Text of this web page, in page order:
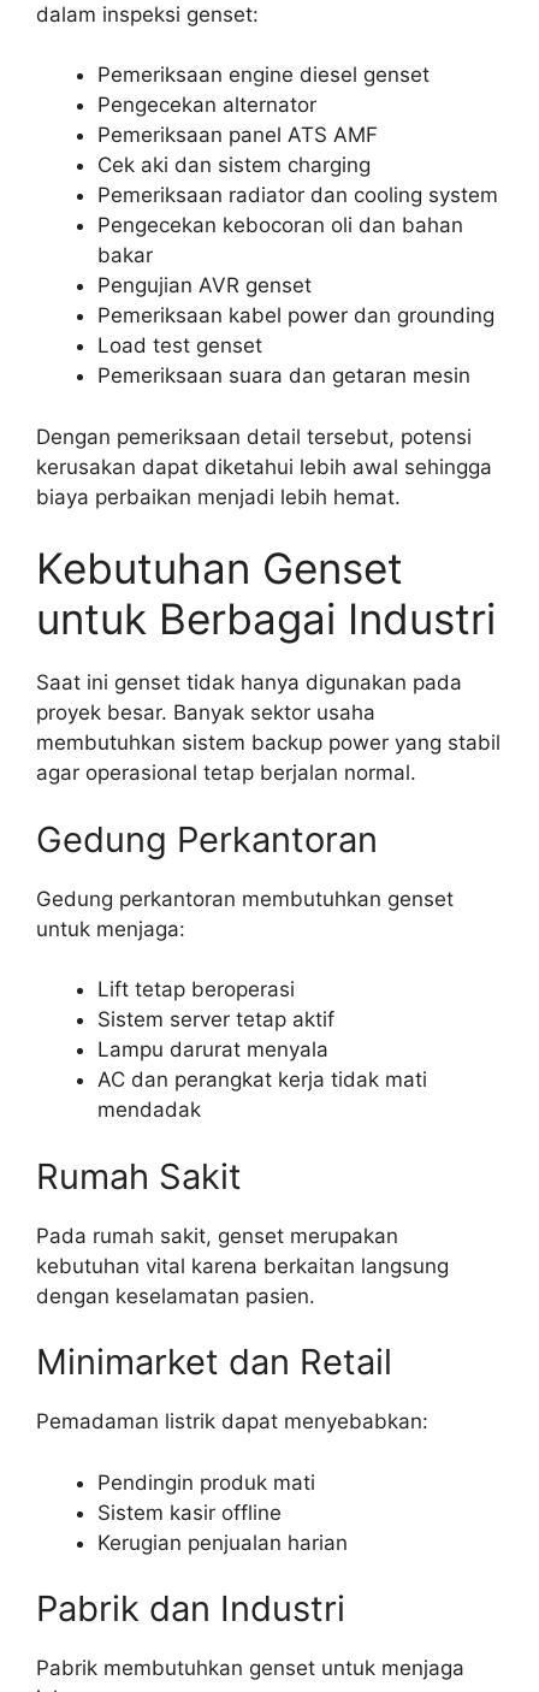
dalam inspeksi genset:
Pemeriksaan engine diesel genset
Pengecekan alternator
Pemeriksaan panel ATS AMF
Cek aki dan sistem charging
Pemeriksaan radiator dan cooling system
Pengecekan kebocoran oli dan bahan
bakar
Pengujian AVR genset
Pemeriksaan kabel power dan grounding
Load test genset
Pemeriksaan suara dan getaran mesin
Dengan pemeriksaan detail tersebut, potensi
kerusakan dapat diketahui lebih awal sehingga
biaya perbaikan menjadi lebih hemat.
Kebutuhan Genset
untuk Berbagai Industri
Saat ini genset tidak hanya digunakan pada
proyek besar. Banyak sektor usaha
membutuhkan sistem backup power yang stabil
agar operasional tetap berjalan normal.
Gedung Perkantoran
Gedung perkantoran membutuhkan genset
untuk menjaga:
Lift tetap beroperasi
Sistem server tetap aktif
Lampu darurat menyala
AC dan perangkat kerja tidak mati
mendadak
Rumah Sakit
Pada rumah sakit, genset merupakan
kebutuhan vital karena berkaitan langsung
dengan keselamatan pasien.
Minimarket dan Retail
Pemadaman listrik dapat menyebabkan:
Pendingin produk mati
Sistem kasir offline
Kerugian penjualan harian
Pabrik dan Industri
Pabrik membutuhkan genset untuk menjaga